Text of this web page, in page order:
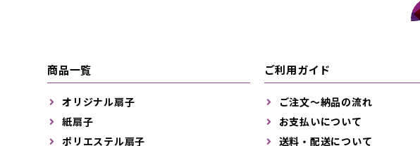
商品一覧
オリジナル扇子
紙扇子
ポリエステル扇子
ご利用ガイド
ご注文～納品の流れ
お支払いについて
送料・配送について